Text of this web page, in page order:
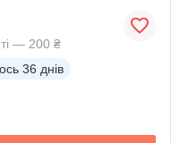
— 200 ₴
36 днів